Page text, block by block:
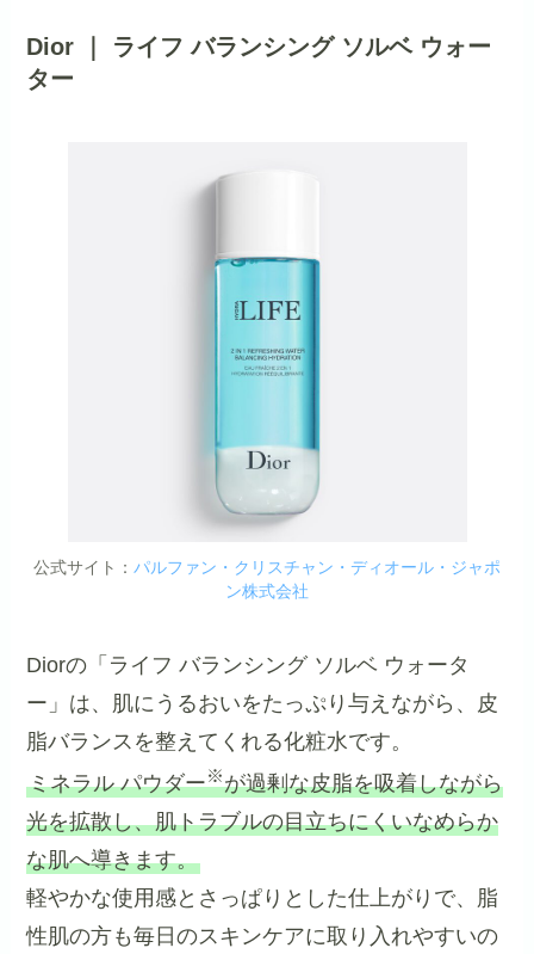
Dior ｜ ライフ バランシング ソルベ ウォー
ター
公式サイト： パルファン・クリスチャン・ディオール・ジャポ
ン株式会社
Diorの「ライフ バランシング ソルベ ウォータ
ー」は、肌にうるおいをたっぷり与えながら、皮
脂バランスを整えてくれる化粧水です。
ミネラル パウダー※が過剰な皮脂を吸着しながら
光を拡散し、肌トラブルの目立ちにくいなめらか
な肌へ導きます。
軽やかな使用感とさっぱりとした仕上がりで、脂
性肌の方も毎日のスキンケアに取り入れやすいの